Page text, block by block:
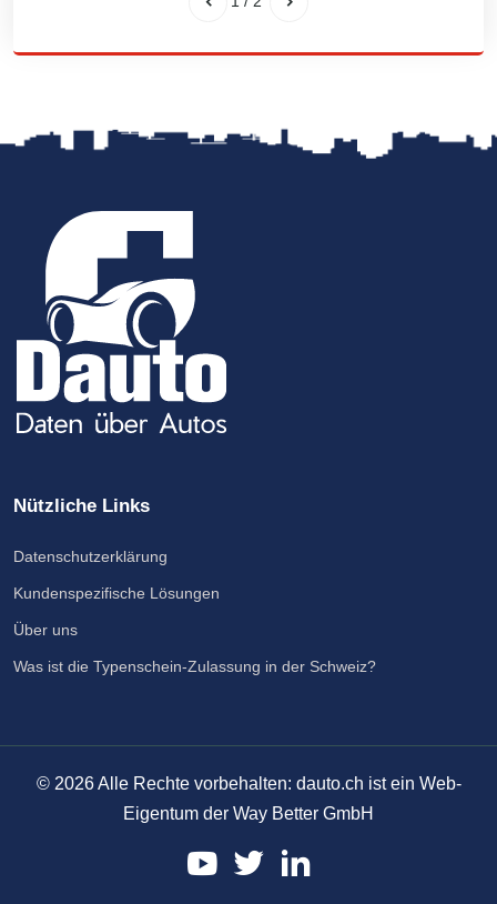
Nützliche Links
Datenschutzerklärung
Kundenspezifische Lösungen
Über uns
Was ist die Typenschein-Zulassung in der Schweiz?
© 2026Alle Rechte vorbehalten: dauto.ch ist ein Web-
Eigentum der Way Better GmbH